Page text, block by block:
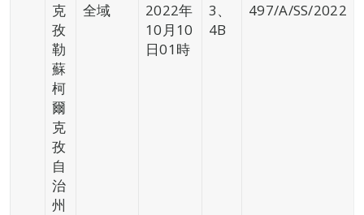
克
孜
勒
蘇
柯
爾
克
孜
自
治
州
全域
2022年
10月10
日01時
3、
4B
497/A/SS/2022